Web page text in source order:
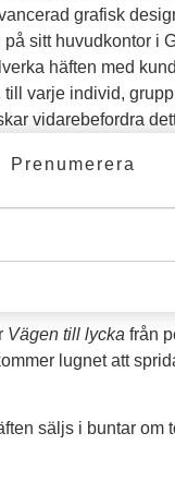
grafisk
sitt huvudkontor i
häften med
varje individ,
vidarebefordra
institutioner eller
kvantiteter av
till skolor,
Vägen till lycka från
lugnet att
säljs i buntar om
Prenumerera